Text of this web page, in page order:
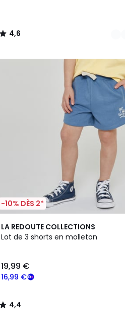
4,6
/
-10% DÈS 2*
LA REDOUTE COLLECTIONS
Lot de 3 shorts en molleton
16,99 €
19,99 €
4,4
/ 5
4,4
/